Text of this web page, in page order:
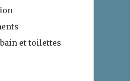
et toilettes